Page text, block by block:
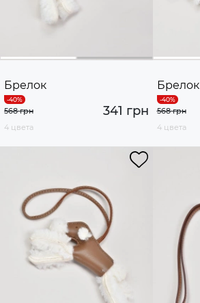
Брелок
341 грн
568 грн
4 цвета
Брелок
568 грн
4 цвета